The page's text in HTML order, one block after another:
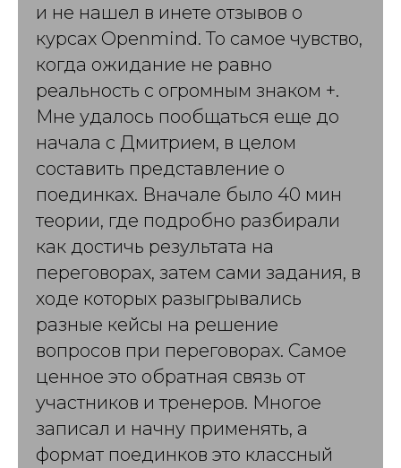
и не нашел в инете отзывов о
курсах Openmind. То самое чувство,
когда ожидание не равно
реальность с огромным знаком +.
Мне удалось пообщаться еще до
начала с Дмитрием, в целом
составить представление о
поединках. Вначале было 40 мин
теории, где подробно разбирали
как достичь результата на
переговорах, затем сами задания, в
ходе которых разыгрывались
разные кейсы на решение
вопросов при переговорах. Самое
ценное это обратная связь от
участников и тренеров. Многое
записал и начну применять, а
формат поединков это классный